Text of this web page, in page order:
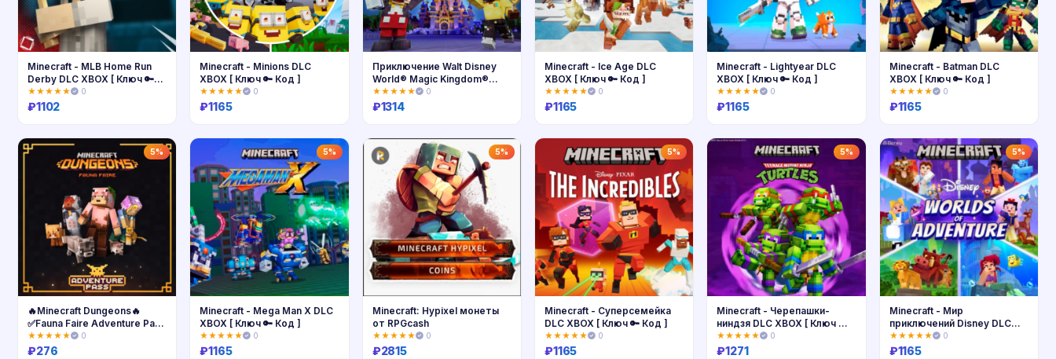
Minecraft - MLB Home Run
Derby DLC XBOX [ Ключ 🔑
Код ]
★★★★★ 0
₽1102
Купить
Minecraft - Minions DLC
XBOX [ Ключ 🔑 Код ]
★★★★★ 0
₽1165
Купить
Приключение Walt Disney
World® Magic Kingdom®
XBOX 🔑
★★★★★ 0
₽1314
Купить
Minecraft - Ice Age DLC
XBOX [ Ключ 🔑 Код ]
★★★★★ 0
₽1165
Купить
Minecraft - Lightyear DLC
XBOX [ Ключ 🔑 Код ]
★★★★★ 0
₽1165
Купить
Minecraft - Batman DLC
XBOX [ Ключ 🔑 Код ]
★★★★★ 0
₽1165
5%
🔥Minecraft Dungeons🔥
✅Fauna Faire Adventure Pass
DLC✅
★★★★★ 0
₽276
5%
Minecraft - Mega Man X DLC
XBOX [ Ключ 🔑 Код ]
★★★★★ 0
₽1165
5%
Minecraft: Hypixel монеты
от RPGcash
★★★★★ 0
₽2815
5%
Minecraft - Суперсемейка
DLC XBOX [ Ключ 🔑 Код ]
★★★★★ 0
₽1165
5%
Minecraft - Черепашки-
ниндзя DLC XBOX [ Ключ 🔑
Код ]
★★★★★ 0
₽1271
5%
Minecraft - Мир
приключений Disney DLC
XBOX [ Ключ 🔑 ]
★★★★★ 0
₽1165